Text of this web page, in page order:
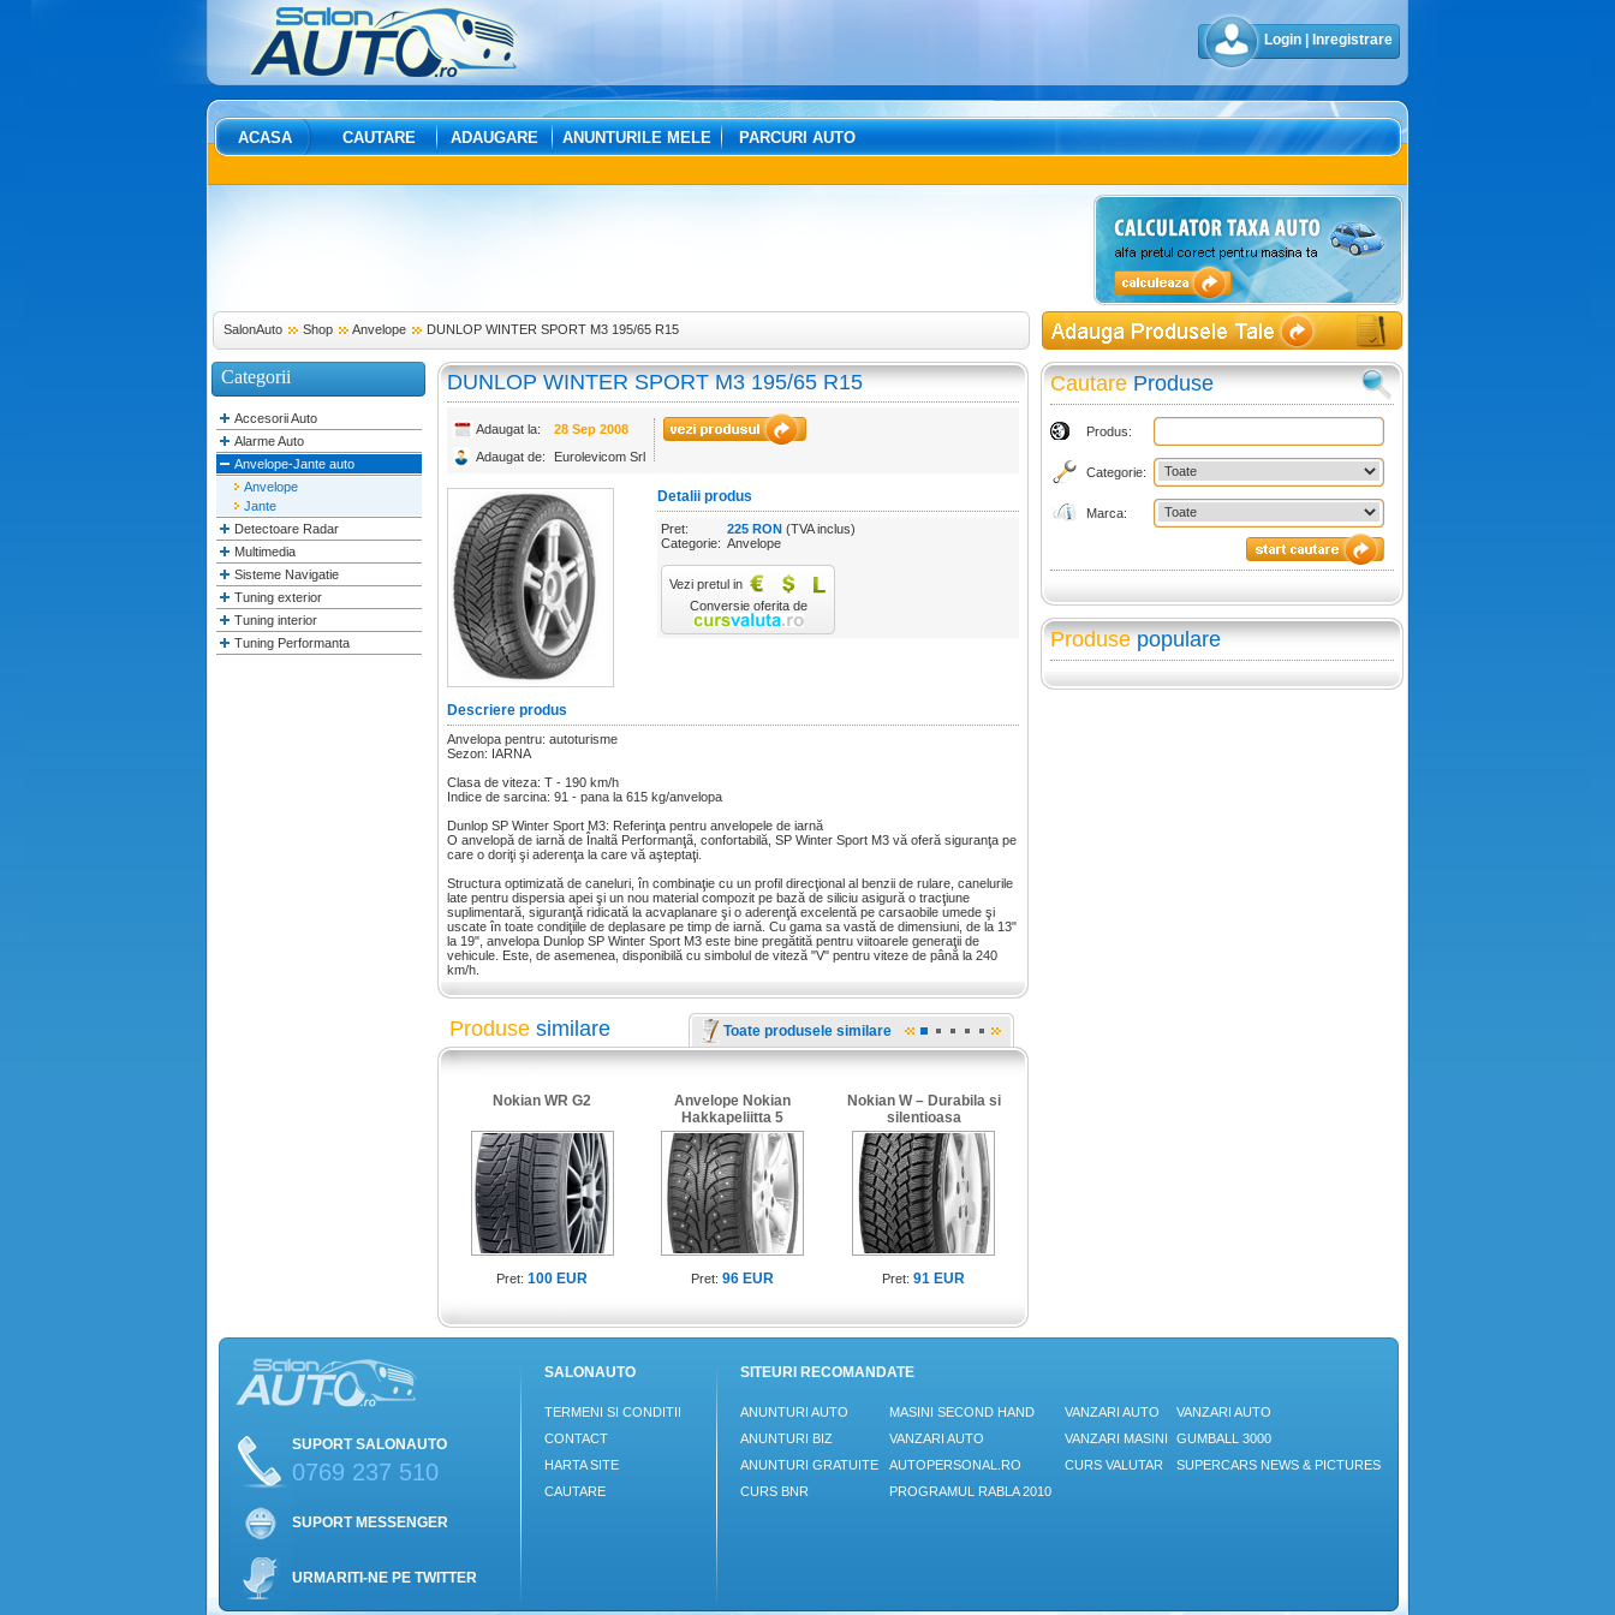
Login Inregistrare
ACASA CAUTARE ADAUGARE ANUNTURILE MELE PARCURI AUTO
SalonAuto Shop Anvelope DUNLOP WINTER SPORT M3 195/65 R15
Categorii
Accesorii Auto
Alarme Auto
Anvelope-Jante auto
Anvelope
Jante
Detectoare Radar
Multimedia
Sisteme Navigatie
Tuning exterior
Tuning interior
Tuning Performanta
DUNLOP WINTER SPORT M3 195/65 R15
Adaugat la:
28 Sep 2008
Adaugat de:
Eurolevicom Srl
Detalii produs
Pret: 225 RON (TVA inclus)
Categorie: Anvelope
Vezi pretul in
Conversie oferita de
Descriere produs
Anvelopa pentru: autoturisme
Sezon: IARNA
Clasa de viteza: T - 190 km/h
Indice de sarcina: 91 - pana la 615 kg/anvelopa
Dunlop SP Winter Sport M3: Referinţa pentru anvelopele de iarnă
O anvelopă de iarnă de Înaltã Performanţã, confortabilă, SP Winter Sport M3 vă oferă siguranţa pe
care o doriţi şi aderenţa la care vă aşteptaţi.
Structura optimizată de caneluri, în combinaţie cu un profil direcţional al benzii de rulare, canelurile
late pentru dispersia apei şi un nou material compozit pe bază de siliciu asigură o tracţiune
suplimentară, siguranţă ridicată la acvaplanare şi o aderenţă excelentă pe carsaobile umede şi
uscate în toate condiţiile de deplasare pe timp de iarnă. Cu gama sa vastă de dimensiuni, de la 13"
la 19", anvelopa Dunlop SP Winter Sport M3 este bine pregătită pentru viitoarele generaţii de
vehicule. Este, de asemenea, disponibilă cu simbolul de viteză "V" pentru viteze de până la 240
km/h.
Produse similare Toate produsele similare
Nokian WR G2
Pret: 100 EUR
Anvelope Nokian
Hakkapeliitta 5
Pret: 96 EUR
Nokian W – Durabila si
silentioasa
Pret: 91 EUR
CautareProduse
Produs:
Categorie:
Marca:
Produsepopulare
SUPORT SALONAUTO
0769 237 510
SUPORT MESSENGER
URMARITI-NE PE TWITTER
SALONAUTO
TERMENI SI CONDITII
CONTACT
HARTA SITE
CAUTARE
SITEURI RECOMANDATE
ANUNTURI AUTO
ANUNTURI BIZ
ANUNTURI GRATUITE
CURS BNR
MASINI SECOND HAND
VANZARI AUTO
AUTOPERSONAL.RO
PROGRAMUL RABLA 2010
VANZARI AUTO
VANZARI MASINI
CURS VALUTAR
VANZARI AUTO
GUMBALL 3000
SUPERCARS NEWS & PICTURES